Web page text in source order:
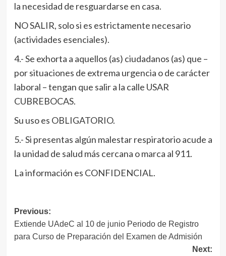
la necesidad de resguardarse en casa.
NO SALIR, solo si es estrictamente necesario
(actividades esenciales).
4.- Se exhorta a aquellos (as) ciudadanos (as) que –
por situaciones de extrema urgencia o de carácter
laboral – tengan que salir a la calle USAR
CUBREBOCAS.
Su uso es OBLIGATORIO.
5.- Si presentas algún malestar respiratorio acude a
la unidad de salud más cercana o marca al 911.
La información es CONFIDENCIAL.
Navegación
de
entradas
Previous:
Extiende UAdeC al 10 de junio Periodo de Registro
para Curso de Preparación del Examen de Admisión
Next: